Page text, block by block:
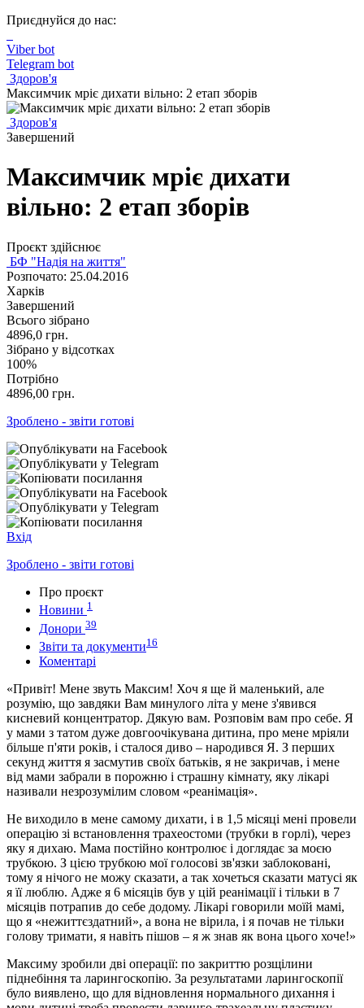
Приєднуйся до нас:
Viber bot
Telegram bot
Здоров'я
Максимчик мріє дихати вільно: 2 етап зборів
Здоров'я
Завершений
Максимчик мріє дихати
вільно: 2 етап зборів
Проєкт здійснює
БФ "Надія на життя"
Розпочато: 25.04.2016
Харків
Завершений
Всього зібрано
4896,0 грн.
Зібрано у відсотках
100%
Потрібно
4896,00 грн.
Зроблено - звіти готові
Вхід
Зроблено - звіти готові
Про проєкт
Новини 1
Донори 39
Звіти та документи16
Коментарі
«Привіт! Мене звуть Максим! Хоч я ще й маленький, але
розумію, що завдяки Вам минулого літа у мене з'явився
кисневий концентратор. Дякую вам. Розповім вам про себе. Я
у мами з татом дуже довгоочікувана дитина, про мене мріяли
більше п'яти років, і сталося диво – народився Я. З перших
секунд життя я засмутив своїх батьків, я не закричав, і мене
від мами забрали в порожню і страшну кімнату, яку лікарі
називали незрозумілим словом «реанімація».
Не виходило в мене самому дихати, і в 1,5 місяці мені провели
операцію зі встановлення трахеостоми (трубки в горлі), через
яку я дихаю. Мама постійно контролює і доглядає за моєю
трубкою. З цією трубкою мої голосові зв'язки заблоковані,
тому я нічого не можу сказати, а так хочеться сказати матусі як
я її люблю. Адже я 6 місяців був у цій реанімації і тільки в 7
місяців потрапив до себе додому. Лікарі говорили моїй мамі,
що я «нежиттєздатний», а вона не вірила, і я почав не тільки
голову тримати, я навіть пішов – я ж знав як вона цього хоче!»
Максиму зробили дві операції: по закриттю розщілини
піднебіння та ларингоскопію. За результатами ларингоскопії
було виявлено, що для відновлення нормального дихання і